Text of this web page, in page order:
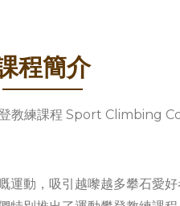
程簡介
登教練課程 Sport Climbing
運動，吸引越嚟越多攀石愛